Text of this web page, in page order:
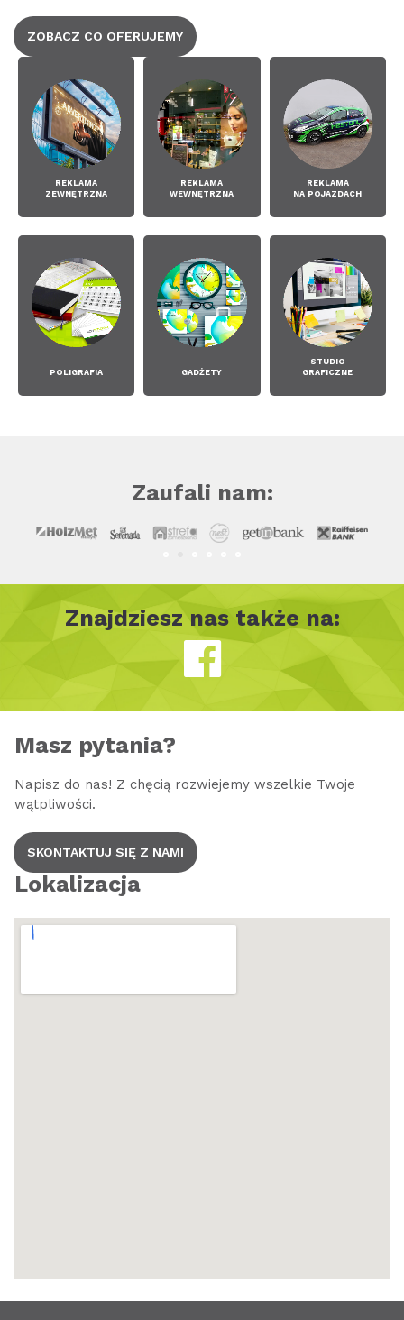
ZOBACZ CO OFERUJEMY
REKLAMA
ZEWNĘTRZNA
POLIGRAFIA
REKLAMA
WEWNĘTRZNA
GADŻETY
REKLAMA
NA POJAZDACH
STUDIO
GRAFICZNE
Zaufali nam:
Znajdziesz nas także na:

Masz pytania?
Napisz do nas! Z chęcią rozwiejemy wszelkie Twoje
wątpliwości.
SKONTAKTUJ SIĘ Z NAMI
Lokalizacja